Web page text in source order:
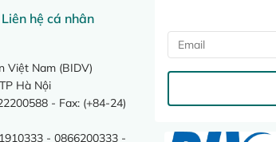
Liên hệ cá nhân
Việt Nam (BIDV)
Hà Nội
- Fax: (+84-24)
- 0866200333 -